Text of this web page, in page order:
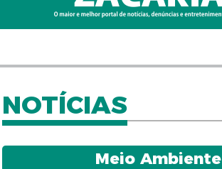
NOTÍCIAS
Meio Ambiente